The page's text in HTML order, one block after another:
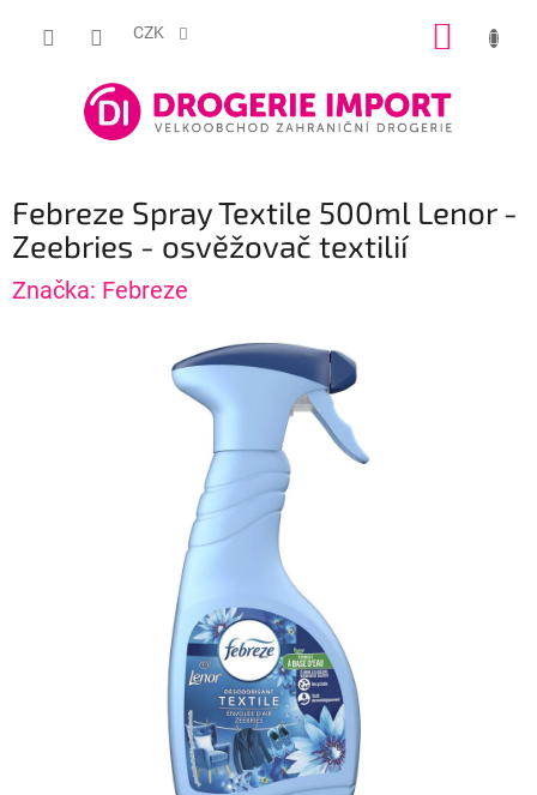
CZK
Febreze Spray Textile 500ml Lenor -
Zeebries - osvěžovač textilií
Značka: Febreze